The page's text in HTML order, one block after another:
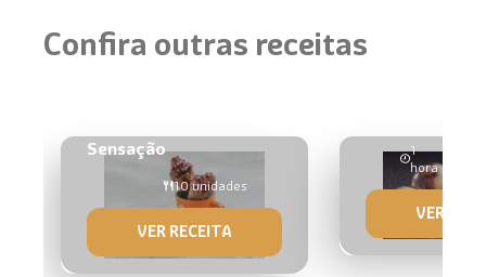
Confira outras receitas
Sensação
10 unidades
VER RECEITA
1
hora
VER